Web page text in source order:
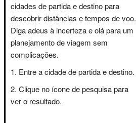
cidades de partida e destino para
descobrir distâncias e tempos de voo.
Diga adeus à incerteza e olá para um
planejamento de viagem sem
complicações.
Entre a cidade de partida e destino.
Clique no ícone de pesquisa para
ver o resultado.